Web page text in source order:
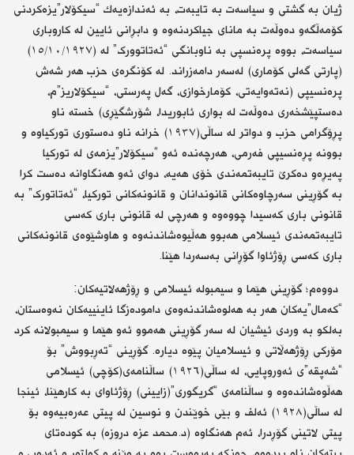
ژیان به‌ گشتی و سیاسه‌ت به‌ تایبه‌ت، به‌ ئه‌ندازه‌یه‌ك “سیكۆلار”یزه‌كردنی
كۆمه‌ڵگەو ده‌وڵه‌ت بە مانای جیاكردنه‌وه‌ و دابڕانی ئایین‌ له‌ كاروباری
سیاسه‌ت، بووه‌ پره‌نسپی‌ به ‌ناوبانگی “ئەتاتوورک”‌ له‌ (١٥/١٠/١٩٢٧)
(پارتی گه‌لی كۆماری) له‌سه‌ر دامه‌زراند. له‌ كۆنگره‌ی حزب هه‌ر شه‌ش
پره‌نسیپی (نه‌ته‌وایه‌تی، كۆمارخوازی، گه‌ل په‌رستی، “سیكۆلاریز”م،
ده‌ستپێشخه‌ری ده‌وڵه‌ت له‌ بواری ئابوریدا، شۆرشگێڕی) خسته‌ ناو
پڕۆگرامی حزب و دواتر له‌ ساڵی(١٩٣٧) خرانه‌ ناو ده‌ستوری توركیاوه‌ و
بوونه‌ پڕه‌نسیپی فه‌رمی، هه‌رچه‌نده‌ ئه‌و “سیكۆلار”یزمه‌ی له‌ توركیا
په‌یڕه‌و ده‌كرێ تایبه‌تمه‌ندی خۆی هه‌یه‌، دوای ئه‌و هه‌نگاوانه‌ ده‌ست كرا
به‌ گۆڕینی سه‌رچاوه‌كانی قانوندانان و قانونه‌كانی توركیا، “ئەتاتورک” به‌
قانونی باری كه‌سیدا چووه‌وه‌ و هه‌رچی له‌ قانونی باری كه‌سی
تایبه‌تمه‌ندی ئیسلامی هه‌بوو هه‌ڵیوه‌شاندنه‌وه‌ و هاوشێوه‌ی قانونه‌كانی
باری كه‌سی ڕۆژئاوا گۆڕانی به‌سه‌ردا هێنا.
‎ دووه‌م؛ گۆڕینی هێما و سیمبوله‌ ئیسلامی و ڕۆژهه‌لاتیه‌كان:
“كه‌مال”یه‌كان هه‌ر به‌ هه‌لوه‌شاندنه‌وه‌ی داموده‌زگا ئاینییه‌كان نه‌وه‌ستان،
به‌لكو به‌ وردی ئیشیان له‌ سه‌ر گۆڕینی هه‌موو ئه‌و هێما و سیمبولانه‌ كرد
مۆركی ڕۆژهه‌ڵاتی و ئیسلامیان پێوه‌ دیارە. گۆڕینی “تەڕبووش” بۆ
“شه‌پقه”‌ی ئه‌وروپایی، له‌ ساڵی(١٩٢٦) ساڵنامه‌ی(كۆچی) ئیسلامی
هه‌ڵوه‌شاندەوه‌ و ساڵنامه‌ی “گریگوری”(زایینی) ڕۆژئاوای به‌ كارهێنا، ئینجا
‎له‌ ساڵی(١٩٢٨) ئه‌لف و بێی خوێندن و نوسین له‌ پیتی عه‌ره‌بیه‌وه‌ بۆ
پیتی لاتینی گۆڕدرا، ئه‌م هه‌نگاوه‌ (د.محمد عزة دروزة) به‌ كوده‌تای